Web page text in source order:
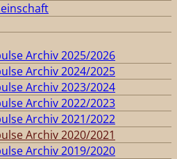
Archiv 2025/2026
Archiv 2024/2025
Archiv 2023/2024
Archiv 2022/2023
Archiv 2021/2022
Archiv 2020/2021
Archiv 2019/2020